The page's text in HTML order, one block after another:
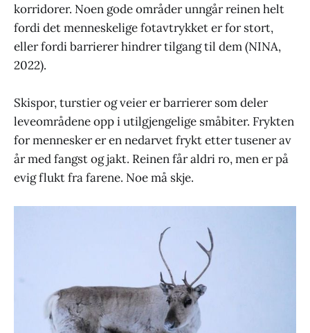
korridorer. Noen gode områder unngår reinen helt
fordi det menneskelige fotavtrykket er for stort,
eller fordi barrierer hindrer tilgang til dem (NINA,
2022).
Skispor, turstier og veier er barrierer som deler
leveområdene opp i utilgjengelige småbiter. Frykten
for mennesker er en nedarvet frykt etter tusener av
år med fangst og jakt. Reinen får aldri ro, men er på
evig flukt fra farene. Noe må skje.